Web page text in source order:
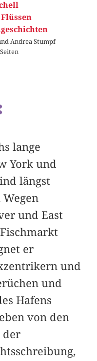
Andrea Stumpf
lange
York und
längst
und East
er
und
und
Hafens
von den
der